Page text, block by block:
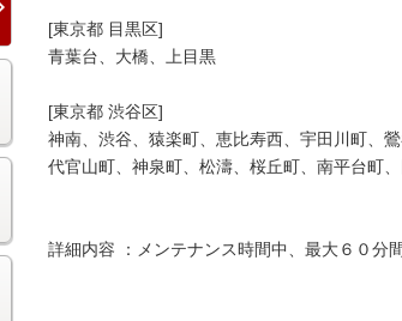
[東京都 目黒区]
青葉台、大橋、上目黒
[東京都 渋谷区]
神南、渋谷、猿楽町、恵比寿西、宇田川町、鶯
代官山町、神泉町、松濤、桜丘町、南平台町
詳細内容 ：メンテナンス時間中、最大６０分